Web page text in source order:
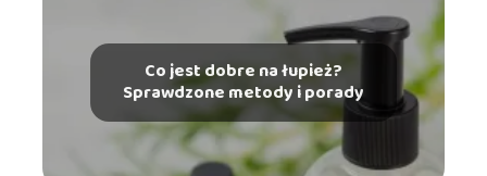
Co jest dobre na łupież?
Sprawdzone metody i porady